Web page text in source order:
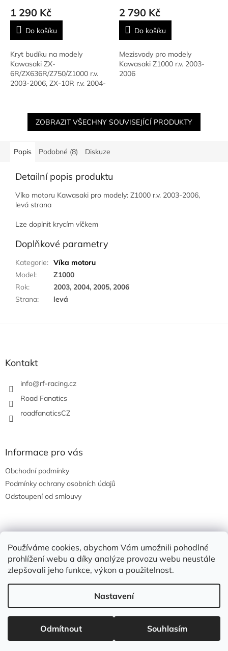
Používáme cookies, abychom Vám umožnili pohodlné
prohlížení webu a díky analýze provozu webu neustále
zlepšovali jeho funkce, výkon a použitelnost.
Nastavení
Odmítnout Souhlasím
1 290 Kč
Do košíku
Kryt budíku na modely
Kawasaki ZX-
6R/ZX636R/Z750/Z1000 r.v.
2003-2006, ZX-10R r.v. 2004-
2 790 Kč
Do košíku
Mezisvody pro modely
Kawasaki Z1000 r.v. 2003-
2006
ZOBRAZIT VŠECHNY SOUVISEJÍCÍ PRODUKTY
Popis Podobné (8) Diskuze
Detailní popis produktu
Víko motoru Kawasaki pro modely: Z1000 r.v. 2003-2006,
levá strana
Lze doplnit krycím víčkem
Doplňkové parametry
Kategorie: Víka motoru
Model:
Z1000
Rok:
2003, 2004, 2005, 2006
Strana: levá
Z
Kontakt
info@rf-racing.cz
Road Fanatics
roadfanaticsCZ
Informace pro vás
Obchodní podmínky
Podmínky ochrany osobních údajů
Odstoupení od smlouvy
0KS /0 KČ
Vytvořil Shoptet
Copyright 2026Road Fanatics . Všechna práva vyhrazena.